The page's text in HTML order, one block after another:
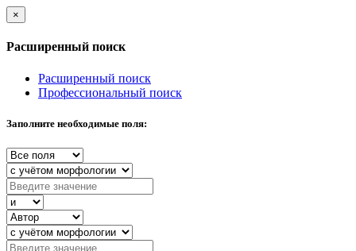
×
Расширенный поиск
Расширенный поиск
Профессиональный поиск
Заполните необходимые поля: